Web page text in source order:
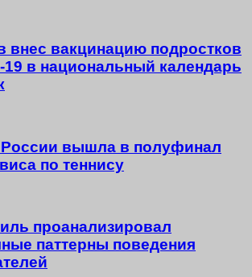
внес вакцинацию подростков
19 в национальный календарь
вышла в полуфинал
по теннису
проанализировал
паттерны поведения